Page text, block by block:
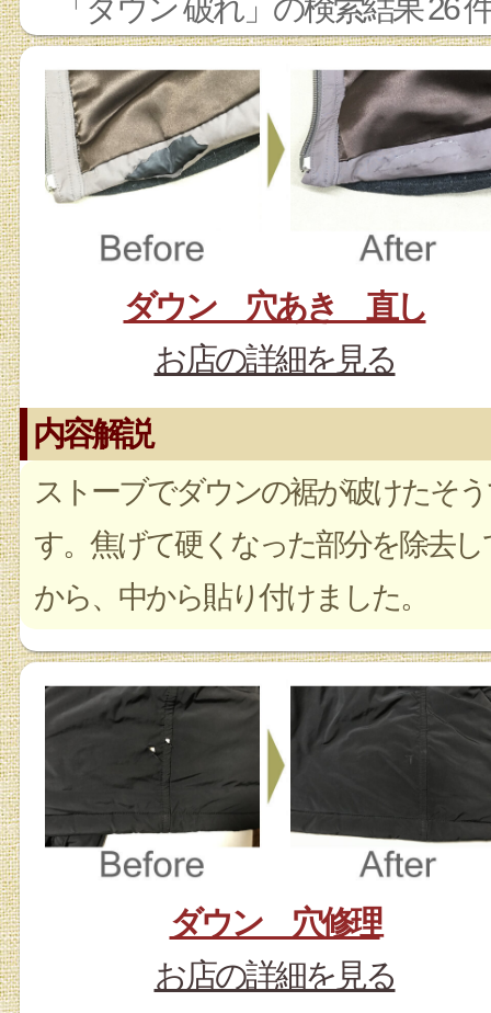
「ダウン 破れ」の検索結果 26
ダウン 穴あき 直し
お店の詳細を見る
内容解説
ストーブでダウンの裾が破けたそ
す。焦げて硬くなった部分を除去し
から、中から貼り付けました。
ダウン 穴修理
お店の詳細を見る